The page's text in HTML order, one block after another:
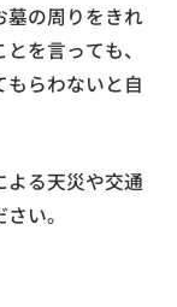
墓の周りをきれ
を言っても、
らわないと自
よる天災や交通
い。